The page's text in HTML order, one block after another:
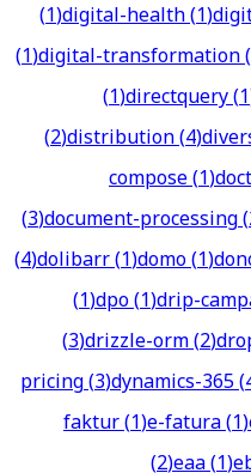
(1)digital-health(1)
(1)digital-transformation(
(1)directquery(1
(2)distribution(4)
compose(1)
(3)document-processing(
(4)dolibarr(1)domo(1)
(1)dpo(1)drip-
(3)drizzle-orm(2)
pricing(3)dynamics-365(
faktur(1)e-fatura(1)
(2)eaa(1)